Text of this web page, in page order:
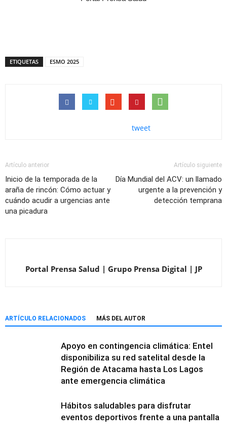
ETIQUETAS ESMO 2025
tweet
Artículo anterior
Inicio de la temporada de la
araña de rincón: Cómo actuar y
cuándo acudir a urgencias ante
una picadura
Artículo siguiente
Día Mundial del ACV: un llamado
urgente a la prevención y
detección temprana
Portal Prensa Salud | Grupo Prensa Digital | JP
ARTÍCULO RELACIONADOS MÁS DEL AUTOR
Apoyo en contingencia climática: Entel
disponibiliza su red satelital desde la
Región de Atacama hasta Los Lagos
ante emergencia climática
Hábitos saludables para disfrutar
eventos deportivos frente a una pantalla